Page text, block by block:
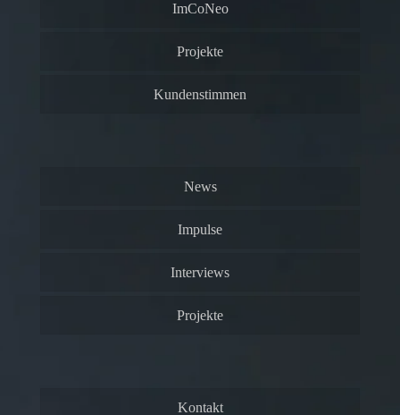
ImCoNeo
Projekte
Kundenstimmen
News
Impulse
Interviews
Projekte
Kontakt